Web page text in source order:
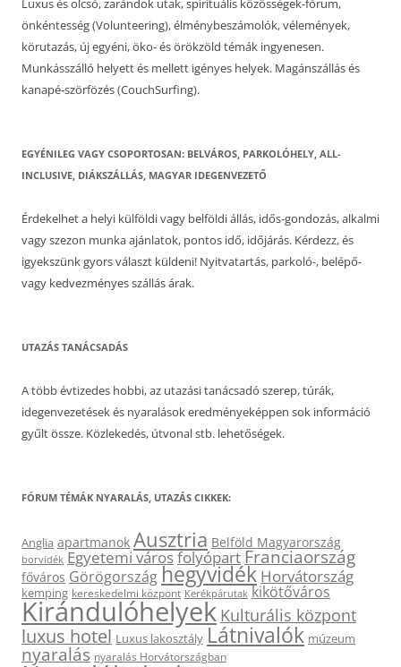
Luxus és olcsó, zarándok utak, spirituális közösségek-fórum,
önkéntesség (Volunteering), élménybeszámolók, vélemények,
körutazás, új egyéni, öko- és örökzöld témák ingyenesen.
Munkásszálló helyett és mellett igényes helyek. Magánszállás és
kanapé-szörfözés (CouchSurfing).
EGYÉNILEG VAGY CSOPORTOSAN: BELVÁROS, PARKOLÓHELY, ALL-
INCLUSIVE, DIÁKSZÁLLÁS, MAGYAR IDEGENVEZETŐ
Érdekelhet a helyi külföldi vagy belföldi állás, idős-gondozás, alkalmi
vagy szezon munka ajánlatok, pontos idő, időjárás. Kérdezz, és
igyekszünk gyors választ küldeni! Nyitvatartás, parkoló-, belépő-
vagy kedvezményes szállás árak.
UTAZÁS TANÁCSADÁS
A több évtizedes hobbi, az utazási tanácsadó szerep, túrák,
idegenvezetések és nyaralások eredményeképpen sok információ
gyűlt össze. Közlekedés, útvonal stb. lehetőségek.
FÓRUM TÉMÁK NYARALÁS, UTAZÁS CIKKEK:
Anglia apartmanok Ausztria Belföld Magyarország
borvidék Egyetemi városfolyópartFranciaország
főváros Görögországhegyvidék Horvátország
kemping kereskedelmi központ Kerékpárutak kikötőváros
Kirándulóhelyek Kulturális központ
luxus hotel Luxus lakosztály Látnivalók múzeum
nyaralás nyaralás Horvátországban